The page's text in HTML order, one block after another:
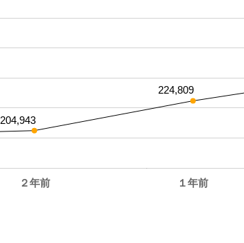
２年前 １年前
204,943
224,809